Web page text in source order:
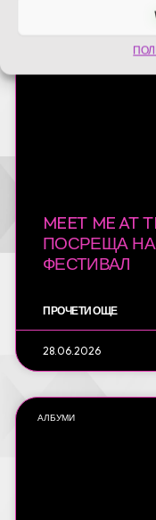
MEET ME AT
ПОСРЕЩА
ФЕСТИВАЛ
ПРОЧЕТИ ОЩЕ
28.06.2026
АЛБУМИ